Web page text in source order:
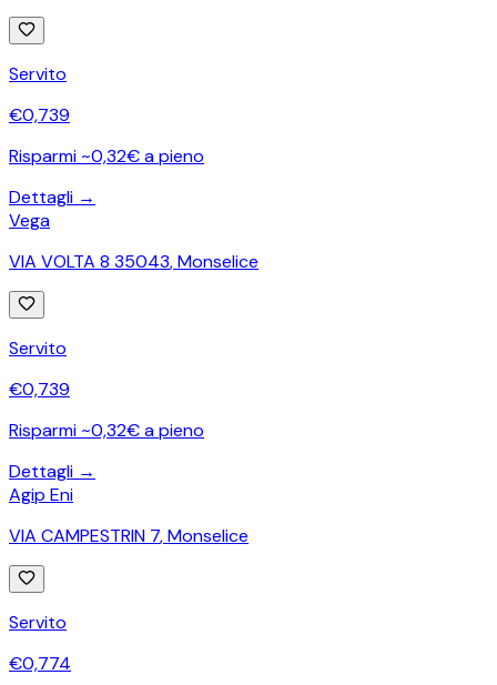
Servito
€0,739
Risparmi ~0,32€ a pieno
Dettagli →
Vega
VIA VOLTA 8 35043,Monselice
Servito
€0,739
Risparmi ~0,32€ a pieno
Dettagli →
Agip Eni
VIA CAMPESTRIN 7,Monselice
Servito
€0,774